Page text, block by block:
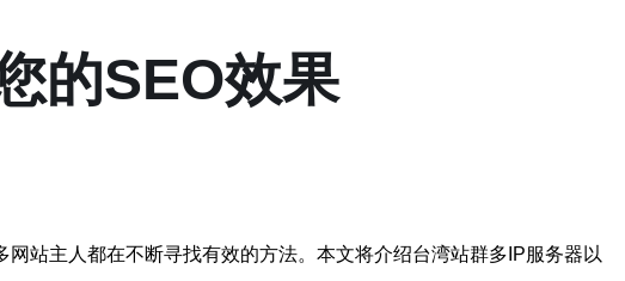
的SEO效果
站主人都在不断寻找有效的方法。本文将介绍台湾站群多IP服务器以